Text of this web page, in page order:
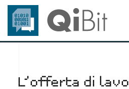
L’offerta di